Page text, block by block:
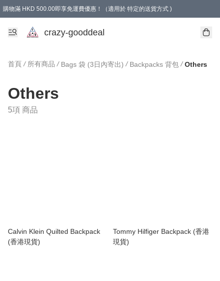
購物滿 HKD 500.00即享免運費優惠！（適用於 特定的送貨方式 )
成為會員可享免費禮品
crazy-gooddeal
首頁 / 所有商品 / Bags 袋 (3日內寄出) / Backpacks 背包 / Others
Others
5項 商品
Calvin Klein Quilted Backpack
(香港現貨)
Tommy Hilfiger Backpack (香港
現貨)